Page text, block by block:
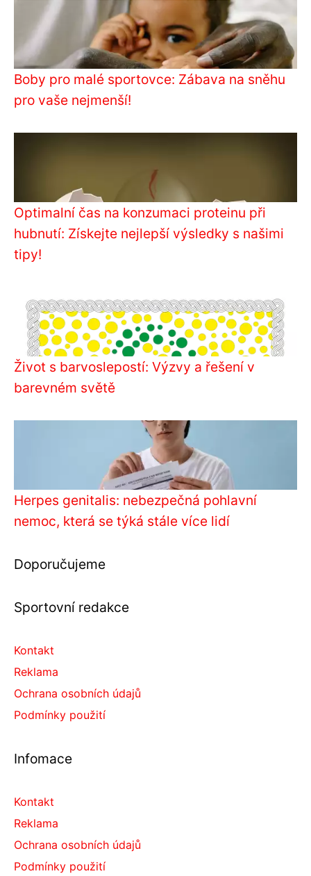
Boby pro malé sportovce: Zábava na sněhu
pro vaše nejmenší!
Optimalní čas na konzumaci proteinu při
hubnutí: Získejte nejlepší výsledky s našimi
tipy!
Život s barvoslepostí: Výzvy a řešení v
barevném světě
Herpes genitalis: nebezpečná pohlavní
nemoc, která se týká stále více lidí
Doporučujeme
Sportovní redakce
Kontakt
Reklama
Ochrana osobních údajů
Podmínky použití
Infomace
Kontakt
Reklama
Ochrana osobních údajů
Podmínky použití